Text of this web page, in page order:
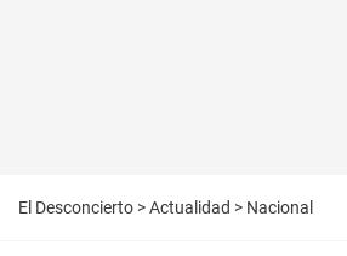
El Desconcierto >Actualidad > Nacional